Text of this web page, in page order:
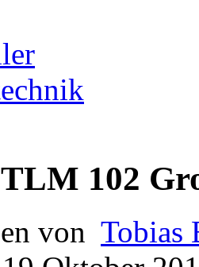
102
von Tobias